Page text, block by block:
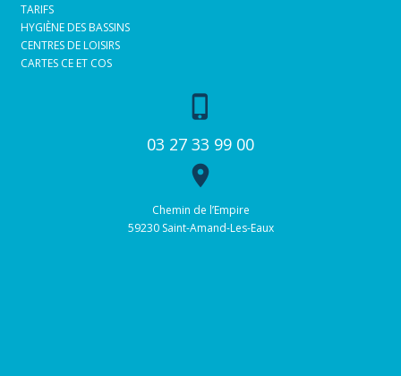
TARIFS
HYGIÈNE DES BASSINS
CENTRES DE LOISIRS
CARTES CE ET COS
phone_iphone
03 27 33 99 00
place
Chemin de l’Empire
59230 Saint-Amand-Les-Eaux